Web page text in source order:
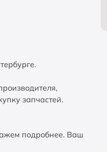
запчастей.
подробнее. Ваш